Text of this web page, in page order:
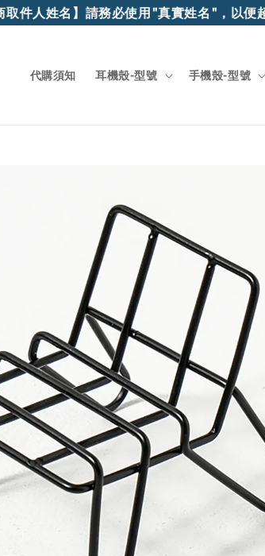
件人姓名】請務必使用"真實姓名"，以便
代購須知 耳機殼-型號 手機殼-型號